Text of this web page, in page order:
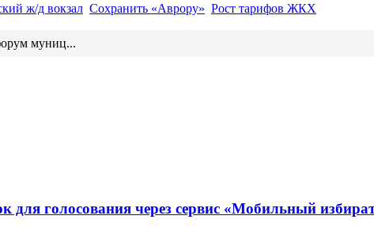
ж/д вокзал Сохранить «Аврору» Рост тарифов ЖКХ
муниц...
голосования через сервис «Мобильный